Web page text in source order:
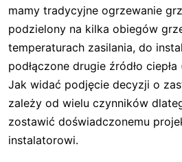
mamy tradycyjne ogrzewanie
podzielony na kilka obiegów
temperaturach zasilania, do
podłączone drugie źródło
Jak widać podjęcie decyzji o
zależy od wielu czynników
zostawić doświadczonemu
instalatorowi.